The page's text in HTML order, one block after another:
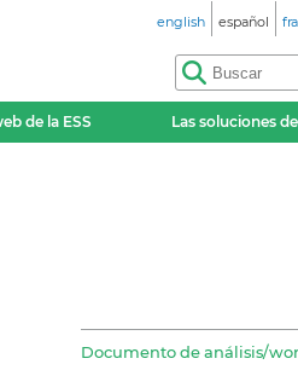
english español
de la ESS Las soluciones de
Documento de análisis/